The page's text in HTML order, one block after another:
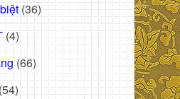
(36)
(4)
(66)
(54)